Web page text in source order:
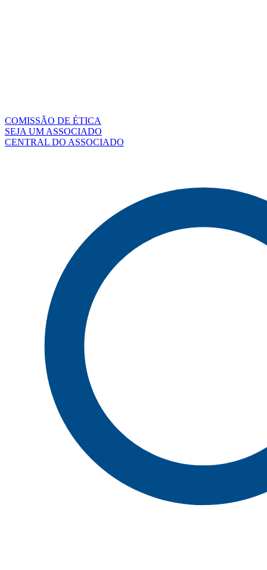
COMISSÃO DE ÉTICA
SEJA UM ASSOCIADO
CENTRAL DO ASSOCIADO